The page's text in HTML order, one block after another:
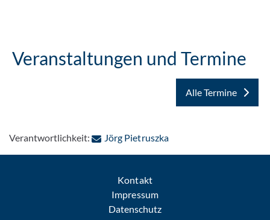
Veranstaltungen und Termine
Alle Termine
Verantwortlichkeit: Jörg Pietruszka: Per E-Mail
Kontakt
Impressum
Datenschutz